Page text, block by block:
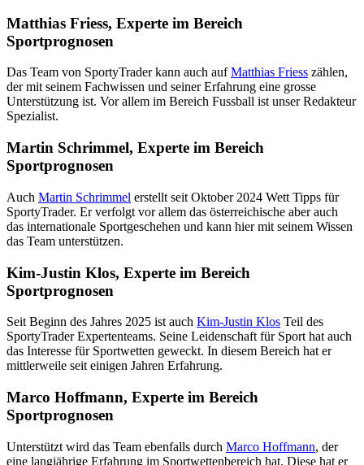
Matthias Friess, Experte im Bereich
Sportprognosen
Das Team von SportyTrader kann auch aufMatthias Friess zählen,
der mit seinem Fachwissen und seiner Erfahrung eine grosse
Unterstützung ist. Vor allem im Bereich Fussball ist unser Redakteur
Spezialist.
Martin Schrimmel, Experte im Bereich
Sportprognosen
Auch Martin Schrimmel erstellt seit Oktober 2024 Wett Tipps für
SportyTrader. Er verfolgt vor allem das österreichische aber auch
das internationale Sportgeschehen und kann hier mit seinem Wissen
das Team unterstützen.
Kim-Justin Klos, Experte im Bereich
Sportprognosen
Seit Beginn des Jahres 2025 ist auch Kim-Justin Klos Teil des
SportyTrader Expertenteams. Seine Leidenschaft für Sport hat auch
das Interesse für Sportwetten geweckt. In diesem Bereich hat er
mittlerweile seit einigen Jahren Erfahrung.
Marco Hoffmann, Experte im Bereich
Sportprognosen
Unterstützt wird das Team ebenfalls durch Marco Hoffmann, der
eine langjährige Erfahrung im Sportwettenbereich hat. Diese hat er